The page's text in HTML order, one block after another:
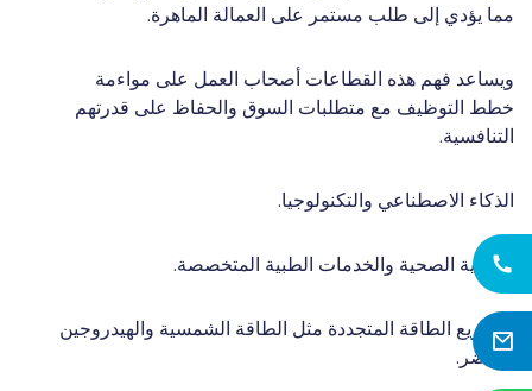
مما يؤدي إلى طلب مستمر على العمالة الماهرة.
ويساعد فهم هذه القطاعات أصحاب العمل على مواءمة
خطط التوظيف مع متطلبات السوق والحفاظ على قدرتهم
التنافسية.
الذكاء الاصطناعي والتكنولوجيا.
الرعاية الصحية والخدمات الطبية المتخصصة.
مشاريع الطاقة المتجددة مثل الطاقة الشمسية والهيدروجين
الأخضر.